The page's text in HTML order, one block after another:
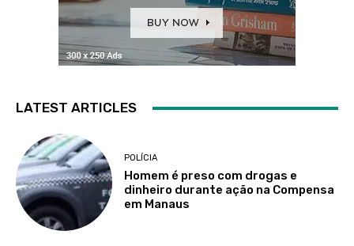
LATEST ARTICLES
POLÍCIA
Homem é preso com drogas e
dinheiro durante ação na Compensa
em Manaus